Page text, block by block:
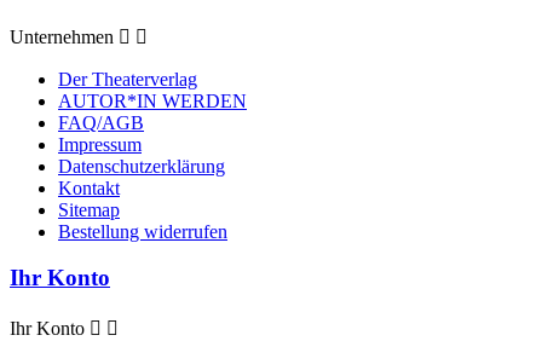
Unternehmen  
Der Theaterverlag
AUTOR*IN WERDEN
FAQ/AGB
Impressum
Datenschutzerklärung
Kontakt
Sitemap
Bestellung widerrufen
Ihr Konto
Ihr Konto  